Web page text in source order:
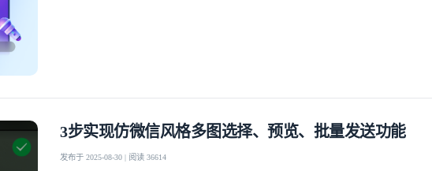
3步实现仿微信风格多图选择、预览、批量发送功能
发布于 2025-08-30 | 阅读 36614